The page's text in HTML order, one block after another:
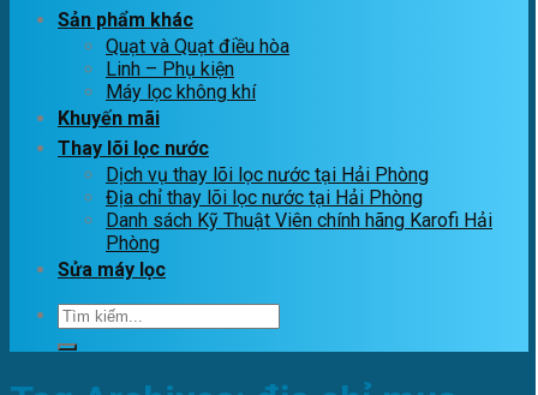
Sản phẩm khác
Quạt và Quạt điều hòa
Linh – Phụ kiện
Máy lọc không khí
Khuyến mãi
Thay lõi lọc nước
Dịch vụ thay lõi lọc nước tại Hải Phòng
Địa chỉ thay lõi lọc nước tại Hải Phòng
Danh sách Kỹ Thuật Viên chính hãng Karofi Hải
Phòng
Sửa máy lọc
Tìm
kiếm: